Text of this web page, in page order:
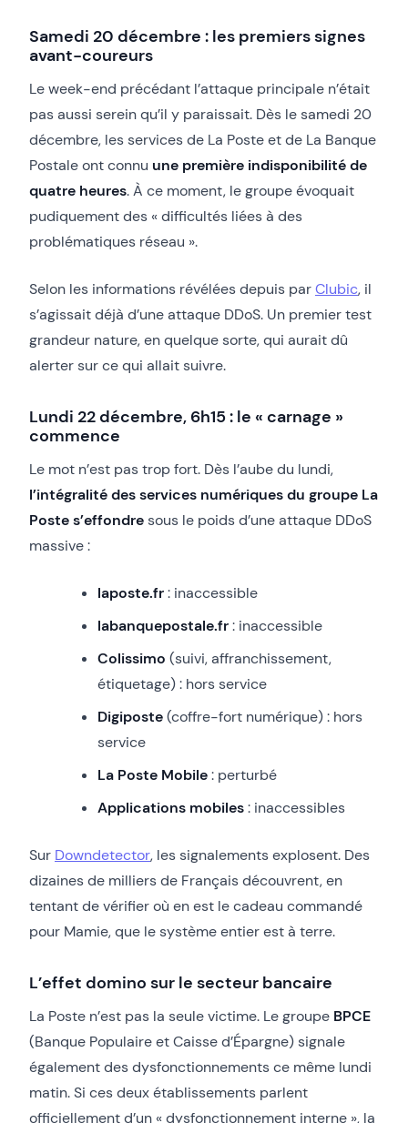
Samedi 20 décembre : les premiers signes
avant-coureurs
Le week-end précédant l’attaque principale n’était
pas aussi serein qu’il y paraissait. Dès le samedi 20
décembre, les services de La Poste et de La Banque
Postale ont connu une première indisponibilité de
quatre heures. À ce moment, le groupe évoquait
pudiquement des « difficultés liées à des
problématiques réseau ».
Selon les informations révélées depuis parClubic, il
s’agissait déjà d’une attaque DDoS. Un premier test
grandeur nature, en quelque sorte, qui aurait dû
alerter sur ce qui allait suivre.
Lundi 22 décembre, 6h15 : le « carnage »
commence
Le mot n’est pas trop fort. Dès l’aube du lundi,
l’intégralité des services numériques du groupe La
Poste s’effondresous le poids d’une attaque DDoS
massive :
laposte.fr: inaccessible
labanquepostale.fr: inaccessible
Colissimo (suivi, affranchissement,
étiquetage) : hors service
Digiposte(coffre-fort numérique) : hors
service
La Poste Mobile: perturbé
Applications mobiles: inaccessibles
Sur Downdetector, les signalements explosent. Des
dizaines de milliers de Français découvrent, en
tentant de vérifier où en est le cadeau commandé
pour Mamie, que le système entier est à terre.
L’effet domino sur le secteur bancaire
La Poste n’est pas la seule victime. Le groupe BPCE
(Banque Populaire et Caisse d’Épargne) signale
également des dysfonctionnements ce même lundi
matin. Si ces deux établissements parlent
officiellement d’un « dysfonctionnement interne », la